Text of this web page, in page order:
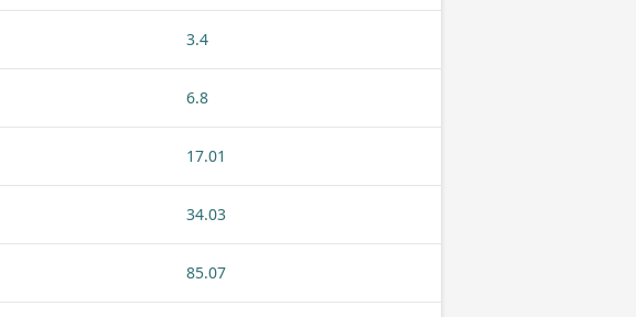
3.4
6.8
17.01
34.03
85.07